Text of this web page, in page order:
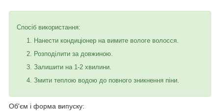
Спосіб використання:
Нанести кондиціонер на вимите вологе волосся.
Розподілити за довжиною.
Залишити на 1-2 хвилини.
Змити теплою водою до повного зникнення піни.
Об'єм і форма випуску: